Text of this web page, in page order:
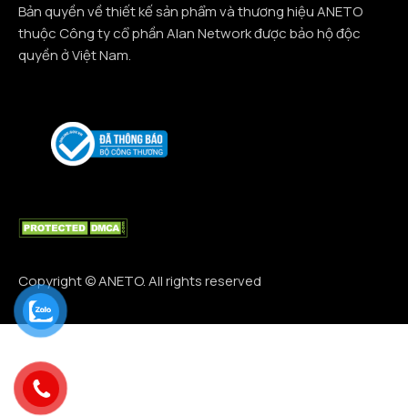
Bản quyền về thiết kế sản phẩm và thương hiệu ANETO
thuộc Công ty cổ phần Alan Network được bảo hộ độc
quyền ở Việt Nam.
Copyright © ANETO. All rights reserved